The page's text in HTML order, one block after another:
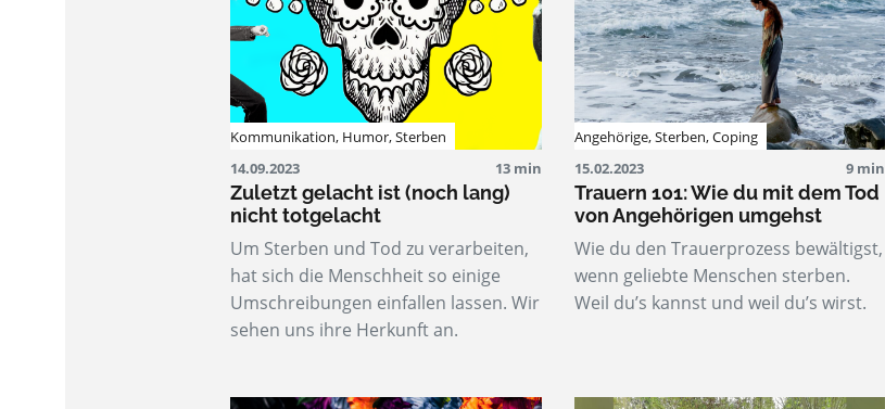
Kommunikation, Humor,Sterben
14.09.2023
13 min
Zuletzt gelacht ist (noch lang)
nicht totgelacht
Um Sterben und Tod zu verarbeiten,
hat sich die Menschheit so einige
Umschreibungen einfallen lassen. Wir
sehen uns ihre Herkunft an.
Angehörige,Sterben,Coping
15.02.2023
9 min
Trauern 101: Wie du mit dem Tod
von Angehörigen umgehst
Wie du den Trauerprozess bewältigst,
wenn geliebte Menschen sterben.
Weil du’s kannst und weil du’s wirst.